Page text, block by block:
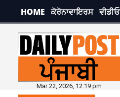
HOME ਕੋਰੋਨਾਵਾਇਰਸ ਵੀਡੀਓ
Mar 22, 2026, 12:19 pm